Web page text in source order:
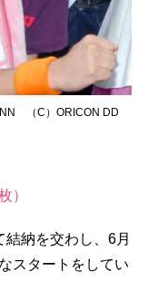
（C）ORICON DD
）
納を交わし、6月
スタートをしてい